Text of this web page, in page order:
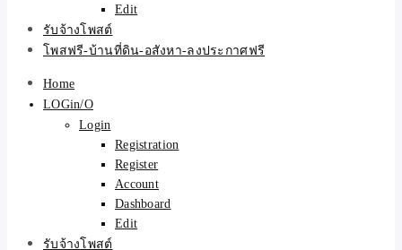
Edit
รับจ้างโพสต์
โพสฟรี-บ้านที่ดิน-อสังหา-ลงประกาศฟรี
Home
LOGin/O
Login
Registration
Register
Account
Dashboard
Edit
รับจ้างโพสต์